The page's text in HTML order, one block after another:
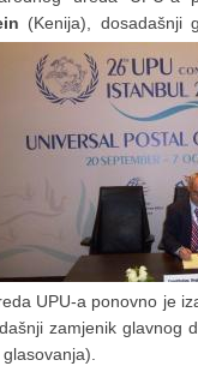
(Kenija), dosadašnji
UPU-a ponovno je
zamjenik glavnog